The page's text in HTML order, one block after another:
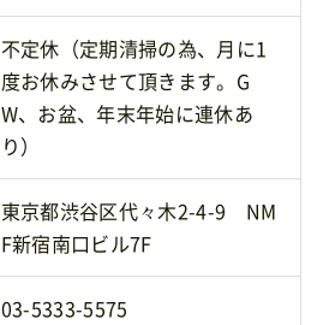
不定休（定期清掃の為、月に1
度お休みさせて頂きます。G
W、お盆、年末年始に連休あ
り）
東京都渋谷区代々木2-4-9 NM
F新宿南口ビル7F
03-5333-5575